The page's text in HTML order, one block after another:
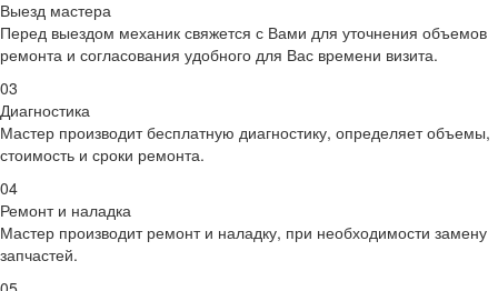
Выезд мастера
Перед выездом механик свяжется с Вами для уточнения объемов
ремонта и согласования удобного для Вас времени визита.
03
Диагностика
Мастер производит бесплатную диагностику, определяет объемы,
стоимость и сроки ремонта.
04
Ремонт и наладка
Мастер производит ремонт и наладку, при необходимости замену
запчастей.